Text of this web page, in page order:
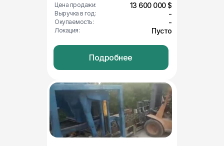
Цена продажи: 13 600 000 $
Выручка в год: -
Окупаемость: -
Локация: Пусто
Подробнее